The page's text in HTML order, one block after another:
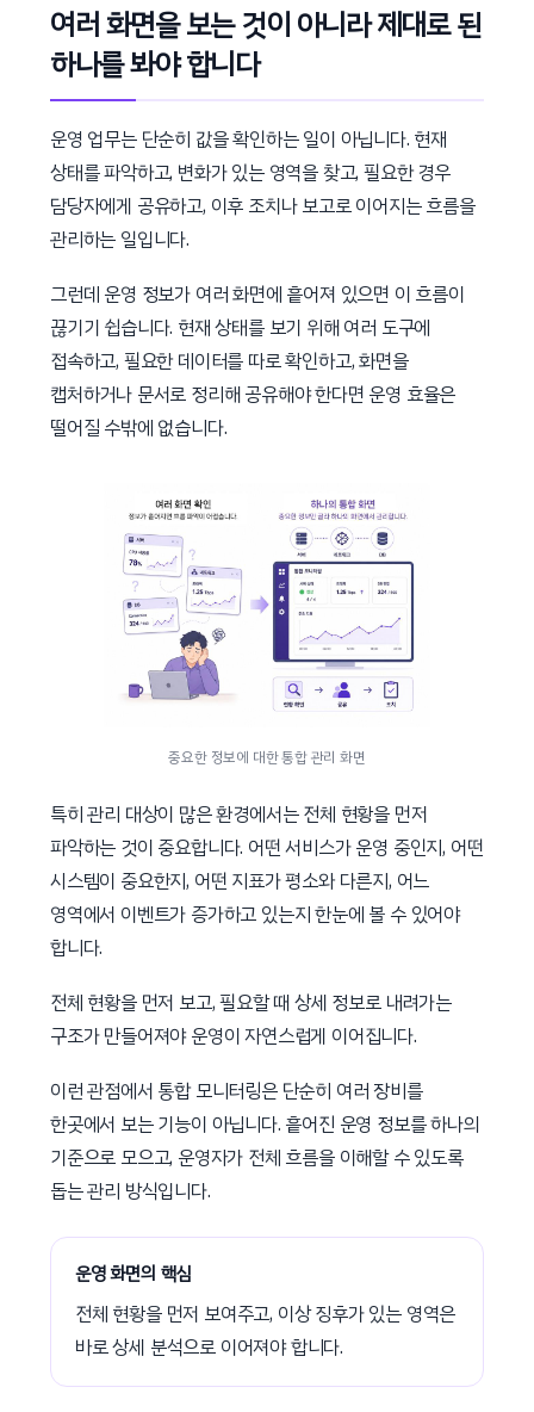
여러 화면을 보는 것이 아니라 제대로 된
하나를 봐야 합니다
운영 업무는 단순히 값을 확인하는 일이 아닙니다. 현재
상태를 파악하고, 변화가 있는 영역을 찾고, 필요한 경우
담당자에게 공유하고, 이후 조치나 보고로 이어지는 흐름을
관리하는 일입니다.
그런데 운영 정보가 여러 화면에 흩어져 있으면 이 흐름이
끊기기 쉽습니다. 현재 상태를 보기 위해 여러 도구에
접속하고, 필요한 데이터를 따로 확인하고, 화면을
캡처하거나 문서로 정리해 공유해야 한다면 운영 효율은
떨어질 수밖에 없습니다.
중요한 정보에 대한 통합 관리 화면
특히 관리 대상이 많은 환경에서는 전체 현황을 먼저
파악하는 것이 중요합니다. 어떤 서비스가 운영 중인지, 어떤
시스템이 중요한지, 어떤 지표가 평소와 다른지, 어느
영역에서 이벤트가 증가하고 있는지 한눈에 볼 수 있어야
합니다.
전체 현황을 먼저 보고, 필요할 때 상세 정보로 내려가는
구조가 만들어져야 운영이 자연스럽게 이어집니다.
이런 관점에서 통합 모니터링은 단순히 여러 장비를
한곳에서 보는 기능이 아닙니다. 흩어진 운영 정보를 하나의
기준으로 모으고, 운영자가 전체 흐름을 이해할 수 있도록
돕는 관리 방식입니다.
운영 화면의 핵심
전체 현황을 먼저 보여주고, 이상 징후가 있는 영역은
바로 상세 분석으로 이어져야 합니다.